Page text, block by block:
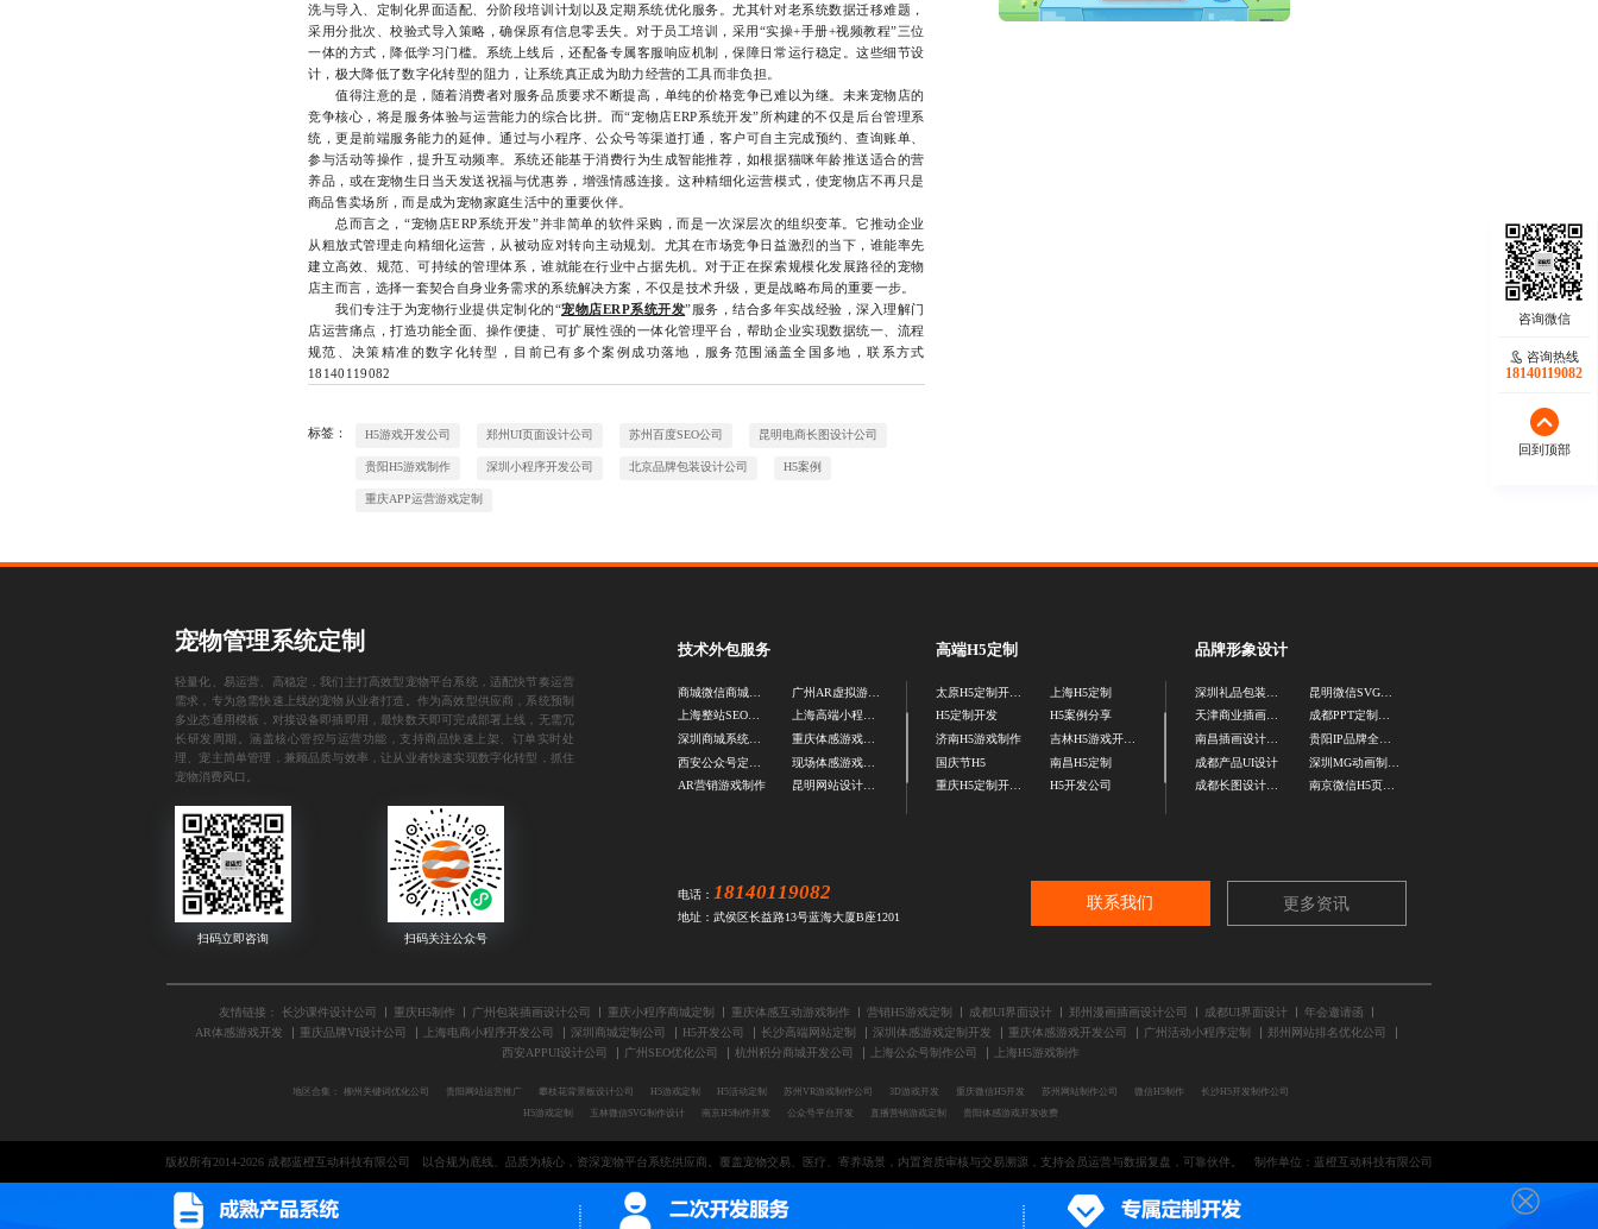
洗与导入、定制化界面适配、分阶段培训计划以及定期系统优化服务。尤其针对老系统数据迁移难题，
采用分批次、校验式导入策略，确保原有信息零丢失。对于员工培训，采用“实操+手册+视频教程”三位
一体的方式，降低学习门槛。系统上线后，还配备专属客服响应机制，保障日常运行稳定。这些细节设
计，极大降低了数字化转型的阻力，让系统真正成为助力经营的工具而非负担。
值得注意的是，随着消费者对服务品质要求不断提高，单纯的价格竞争已难以为继。未来宠物店的
竞争核心，将是服务体验与运营能力的综合比拼。而“宠物店ERP系统开发”所构建的不仅是后台管理系
统，更是前端服务能力的延伸。通过与小程序、公众号等渠道打通，客户可自主完成预约、查询账单、
参与活动等操作，提升互动频率。系统还能基于消费行为生成智能推荐，如根据猫咪年龄推送适合的营
养品，或在宠物生日当天发送祝福与优惠券，增强情感连接。这种精细化运营模式，使宠物店不再只是
商品售卖场所，而是成为宠物家庭生活中的重要伙伴。
总而言之，“宠物店ERP系统开发”并非简单的软件采购，而是一次深层次的组织变革。它推动企业
从粗放式管理走向精细化运营，从被动应对转向主动规划。尤其在市场竞争日益激烈的当下，谁能率先
建立高效、规范、可持续的管理体系，谁就能在行业中占据先机。对于正在探索规模化发展路径的宠物
店主而言，选择一套契合自身业务需求的系统解决方案，不仅是技术升级，更是战略布局的重要一步。
我们专注于为宠物行业提供定制化的“宠物店ERP系统开发”服务，结合多年实战经验，深入理解门
店运营痛点，打造功能全面、操作便捷、可扩展性强的一体化管理平台，帮助企业实现数据统一、流程
规范、决策精准的数字化转型，目前已有多个案例成功落地，服务范围涵盖全国多地，联系方式
18140119082
标签： H5游戏开发公司 郑州UI页面设计公司 苏州百度SEO公司 昆明电商长图设计公司
贵阳H5游戏制作 深圳小程序开发公司 北京品牌包装设计公司 H5案例
重庆APP运营游戏定制
宠物管理系统定制
轻量化、易运营、高稳定，我们主打高效型宠物平台系统，适配快节奏运营
需求，专为急需快速上线的宠物从业者打造。作为高效型供应商，系统预制
多业态通用模板，对接设备即插即用，最快数天即可完成部署上线，无需冗
长研发周期。涵盖核心管控与运营功能，支持商品快速上架、订单实时处
理、宠主简单管理，兼顾品质与效率，让从业者快速实现数字化转型，抓住
宠物消费风口。
技术外包服务
商城微信商城定制
上海整站SEO优化公司
深圳商城系统定制公司
AR营销游戏制作
上海高端小程序定制
昆明网站设计公司
高端H5定制
H5定制开发
济南H5游戏制作
国庆节H5
重庆H5定制开发公司
上海H5定制
H5案例分享
南昌H5定制
H5开发公司
品牌形象设计
天津商业插画设计
南昌插画设计公司
成都产品UI设计
成都长图设计公司
昆明微信SVG推文设计
成都PPT定制设计公司
贵阳IP品牌全案设计
南京微信H5页面设计
电话： 18140119082
地址：武侯区长益路13号蓝海大厦B座1201
联系我们 更多资讯
友情链接： 长沙课件设计公司 重庆H5制作 广州包装插画设计公司 重庆小程序商城定制 重庆体感互动游戏制作 营销H5游戏定制 成都UI界面设计 郑州漫画插画设计公司 成都UI界面设计
年会邀请函
AR体感游戏开发
重庆品牌VI设计公司 上海电商小程序开发公司 深圳商城定制公司 H5开发公司 长沙高端网站定制 深圳体感游戏定制开发 重庆体感游戏开发公司 广州活动小程序定制
郑州网站排名优化公司
西安APPUI设计公司
广州SEO优化公司 杭州积分商城开发公司 上海公众号制作公司 上海H5游戏制作
地区合集： 柳州关键词优化公司 贵阳网站运营推广 攀枝花背景板设计公司 H5游戏定制 H5活动定制 苏州VR游戏制作公司 3D游戏开发 重庆微信H5开发 苏州网站制作公司 微信H5制作
长沙H5开发制作公司
H5游戏定制
玉林微信SVG制作设计 南京H5制作开发 公众号平台开发 直播营销游戏定制 贵阳体感游戏开发收费
版权所有2014-2026 成都蓝橙互动科技有限公司 以合规为底线、品质为核心，资深宠物平台系统供应商。覆盖宠物交易、医疗、寄养场景，内置资质审核与交易溯源，支持会员运营与数据复盘，可靠伙伴。 制作单位：蓝橙互动科技有限公司
咨询热线
18140119082
回到顶部